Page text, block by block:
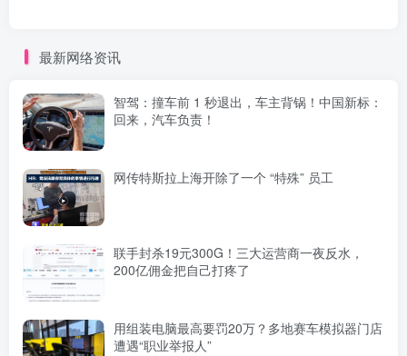
最新网络资讯
智驾：撞车前 1 秒退出，车主背锅！中国新标：
回来，汽车负责！
网传特斯拉上海开除了一个 “特殊” 员工
联手封杀19元300G！三大运营商一夜反水，
200亿佣金把自己打疼了
用组装电脑最高要罚20万？多地赛车模拟器门店
遭遇“职业举报人”